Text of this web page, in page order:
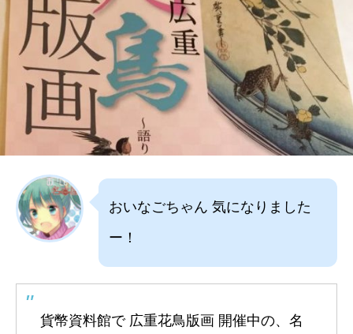
おいなごちゃん 気になりました
ー！
貨幣資料館で 広重花鳥版画 開催中の、名